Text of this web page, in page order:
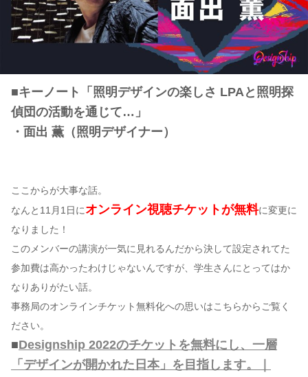
■キーノート「照明デザインの楽しさ LPAと照明探
偵団の活動を通じて…」
・面出 薫（照明デザイナー）
ここからが大事な話。
なんと11月1日にオンライン視聴チケットが無料に変更に
なりました！
このメンバーの講演が一気に見れるんだから決して設定されてた
参加費は高かったわけじゃないんですが、学生さんにとってはか
なりありがたい話。
事務局のオンラインチケット無料化への思いはこちらからご覧く
ださい。
■Designship 2022のチケットを無料にし、一層
「デザインが開かれた日本」を目指します。｜